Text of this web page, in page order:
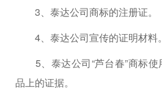
3、泰达公司商标的注册证。
4、泰达公司宣传的证明材料。
5、泰达公司“芦台春”商标使
品上的证据。